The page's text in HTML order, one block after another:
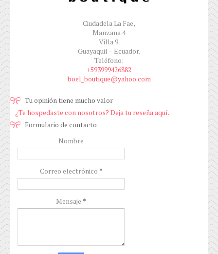
Ciudadela La Fae,
Manzana 4
Villa 9.
Guayaquil – Ecuador.
Teléfono:
+593999426882
boel_boutique@yahoo.com
Tu opinión tiene mucho valor
¿Te hospedaste con nosotros? Deja tu reseña aquí.
Formulario de contacto
Nombre
Correo electrónico *
Mensaje *